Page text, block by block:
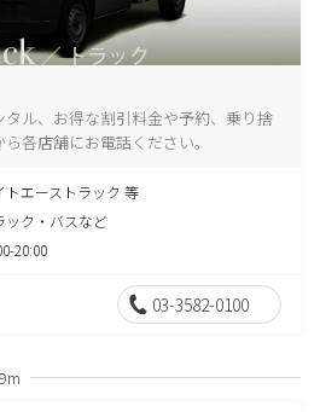
タル、お得な割引料金や予約、乗り捨
各店舗にお電話ください。
トエーストラック 等
ック・バスなど
20:00
03-3582-0100